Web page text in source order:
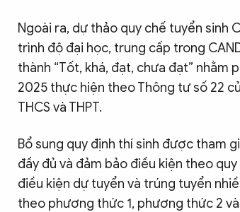
Ngoài ra, dự thảo quy chế tuyển sinh
trình độ đại học, trung cấp trong
thành “Tốt, khá, đạt, chưa đạt” nhằm
2025 thực hiện theo Thông tư số 22
THCS và THPT.
Bổ sung quy định thí sinh được tham
đầy đủ và đảm bảo điều kiện theo
điều kiện dự tuyển và trúng tuyển
theo phương thức 1, phương thức 2